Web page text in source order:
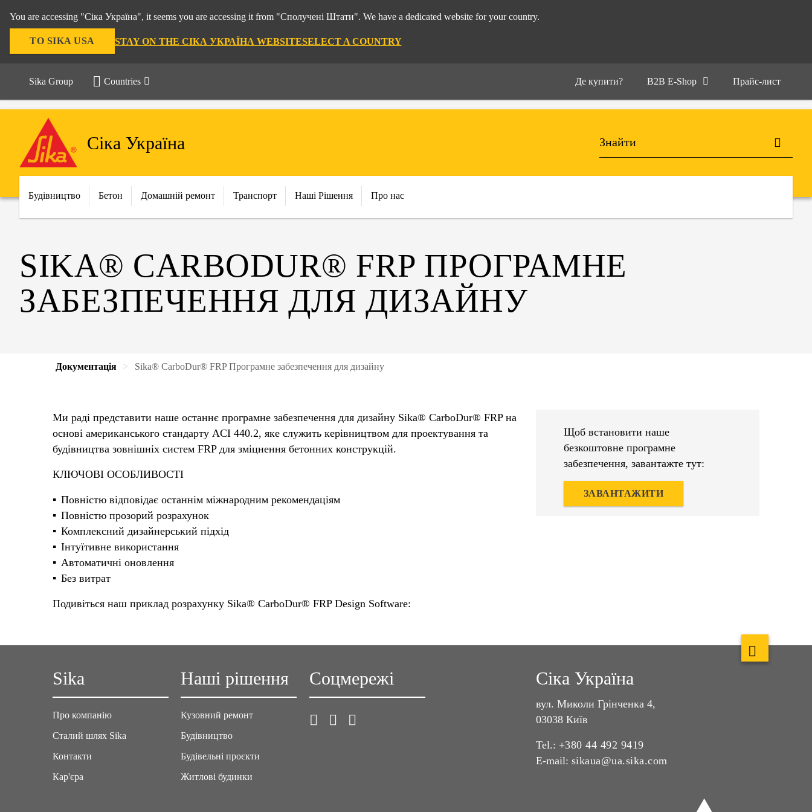
You are accessing "Сіка Україна", it seems you are accessing it from "Сполучені Штати". We have a dedicated website for your country.
TO SIKA USA STAY ON THE СІКА УКРАЇНА WEBSITESELECT A COUNTRY
Sika Group Countries Де купити? B2B E-Shop Прайс-лист
Сіка Україна
Будівництво Бетон Домашній ремонт Транспорт Наші Рішення Про нас
SIKA® CARBODUR® FRP ПРОГРАМНЕ
ЗАБЕЗПЕЧЕННЯ ДЛЯ ДИЗАЙНУ
Документація Sika® CarboDur® FRP Програмне забезпечення для дизайну
Ми раді представити наше останнє програмне забезпечення для дизайну Sika® CarboDur® FRP на
основі американського стандарту ACI 440.2, яке служить керівництвом для проектування та
будівництва зовнішніх систем FRP для зміцнення бетонних конструкцій.
КЛЮЧОВІ ОСОБЛИВОСТІ
Повністю відповідає останнім міжнародним рекомендаціям
Повністю прозорий розрахунок
Комплексний дизайнерський підхід
Інтуїтивне використання
Автоматичні оновлення
Без витрат
Подивіться наш приклад розрахунку Sika® CarboDur® FRP Design Software:
Щоб встановити наше
безкоштовне програмне
забезпечення, завантажте тут:
ЗАВАНТАЖИТИ
Sika
Про компанію
Сталий шлях Sika
Контакти
Кар'єра
Наші рішення
Кузовний ремонт
Будівництво
Будівельні проєкти
Житлові будинки
Соцмережі Сіка Україна
вул. Миколи Грінченка 4,
03038 Київ
Tel.: +380 44 492 9419
E-mail: sikaua@ua.sika.com